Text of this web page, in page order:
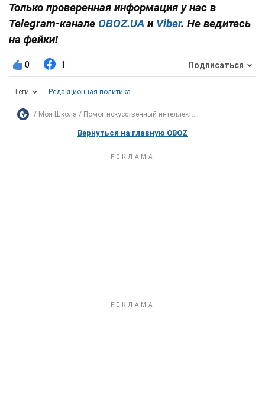
Только проверенная информация у нас в
Telegram-канале OBOZ.UA и Viber. Не ведитесь
на фейки!
0 1 Подписаться
Теги Редакционная политика
Моя Школа Помог искусственный интеллект:...
Вернуться на главную OBOZ